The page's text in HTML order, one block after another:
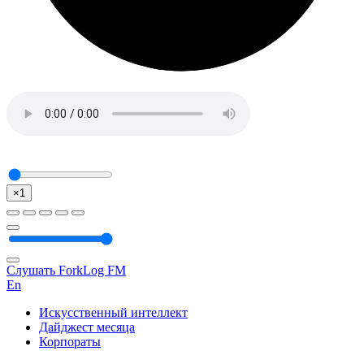
×1
Слушать ForkLog FM
En
Искусственный интеллект
Дайджест месяца
Корпораты